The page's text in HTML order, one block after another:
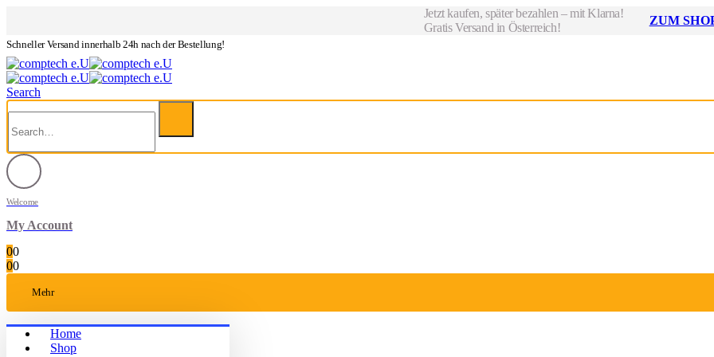
Jetzt kaufen, später bezahlen – mit Klarna!
Gratis Versand in Österreich!
ZUM
Schneller Versand innerhalb 24h nach der Bestellung!
Search
Welcome
My Account
00
00
Mehr
Home
Shop